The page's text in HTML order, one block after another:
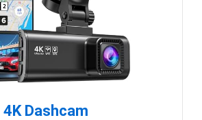
4K Dashcam